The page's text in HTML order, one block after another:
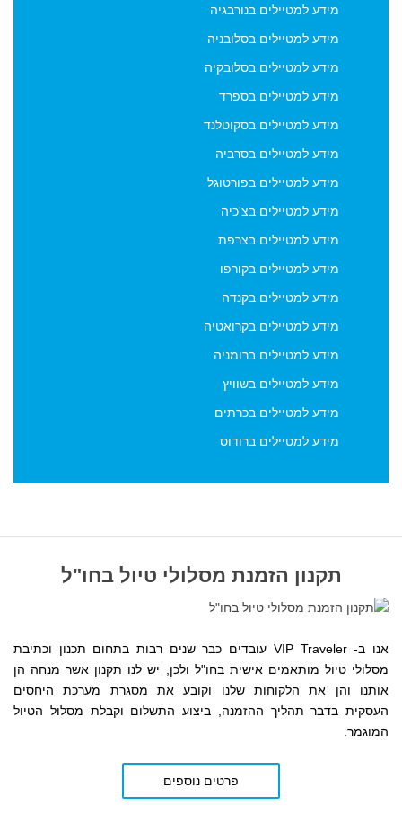
על ידי viptraveler.co.il וכן על ידי שימוש עצמאי במודול
הצטרפות והסרה אשר בעמודה השמאלית של עמוד ארכיון דיוור.
מידע למטיילים בנורבגיה
מידע למטיילים בסלובניה
מידע למטיילים בסלובקיה
מידע למטיילים בספרד
מידע למטיילים בסקוטלנד
מידע למטיילים בסרביה
מידע למטיילים בפורטוגל
מידע למטיילים בצ'כיה
מידע למטיילים בצרפת
מידע למטיילים בקורפו
מידע למטיילים בקנדה
מידע למטיילים בקרואטיה
מידע למטיילים ברומניה
מידע למטיילים בשוויץ
מידע למטיילים בכרתים
מידע למטיילים ברודוס
תקנון הזמנת מסלולי טיול בחו"ל
אנו ב- VIP Traveler עובדים כבר שנים רבות בתחום תכנון וכתיבת
מסלולי טיול מותאמים אישית בחו"ל ולכן, יש לנו תקנון אשר מנחה הן
אותנו והן את הלקוחות שלנו וקובע את מסגרת מערכת היחסים
העסקית בדבר תהליך ההזמנה, ביצוע התשלום וקבלת מסלול הטיול
המוגמר.
פרטים נוספים